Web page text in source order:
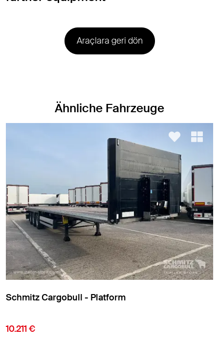
Araçlara geri dön
Ähnliche Fahrzeuge
Leci Trailer - Yalıtımlı/Soğutuculu kutu
12.950 €